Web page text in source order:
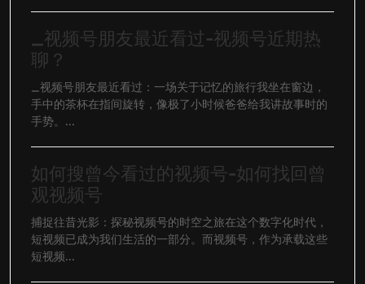
_视频号朋友最近看过-视频号近期热
聊？
_视频号朋友最近看过：一场关于记忆的旅行我坐在窗边，
手中的茶杯在指间旋转，像极了小时候爸爸给我讲故事时的
手势。...
如何搜曾今看过的视频号-如何找回曾
观视频号
捕捉往昔光影：探秘视频号的时空之旅在这个数字化时代，
短视频已成为我们生活的一部分。而视频号，作为承载这些
短视频...